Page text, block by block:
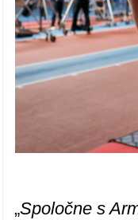
„Spoločne s